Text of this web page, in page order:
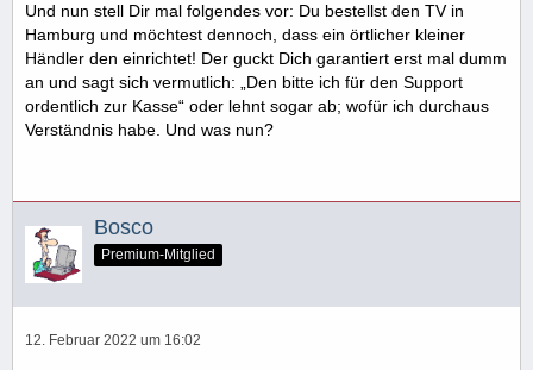
Und nun stell Dir mal folgendes vor: Du bestellst den TV in
Hamburg und möchtest dennoch, dass ein örtlicher kleiner
Händler den einrichtet! Der guckt Dich garantiert erst mal dumm
an und sagt sich vermutlich: „Den bitte ich für den Support
ordentlich zur Kasse“ oder lehnt sogar ab; wofür ich durchaus
Verständnis habe. Und was nun?
Bosco
Premium-Mitglied
12. Februar 2022 um 16:02